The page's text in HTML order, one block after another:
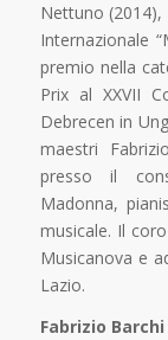
Nettuno
Internazionale
premio nella
Prix al XXVII
Debrecen in
maestri
presso il
Madonna,
musicale. Il
Musicanova e
Lazio.
Fabrizio Barchi